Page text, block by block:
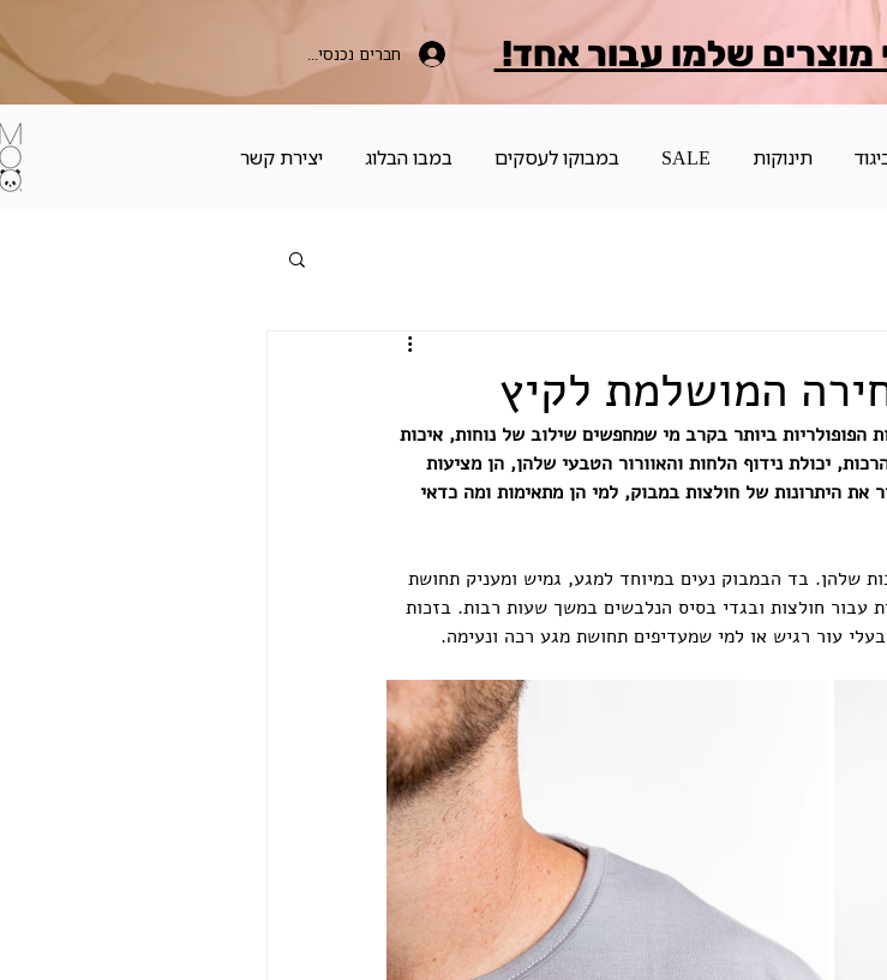
חברים נכנסים כאן מוצרים שלמו עבור אחד!
תינוקות SALE במבוקו לעסקים במבו הבלוג יצירת קשר
המושלמת לקיץ
הפופולריות ביותר בקרב מי שמחפשים שילוב של נוחות, איכות
יכולת נידוף הלחות והאוורור הטבעי שלהן, הן מציעות
את היתרונות של חולצות במבוק, למי הן מתאימות ומה כדאי
שלהן. בד הבמבוק נעים במיוחד למגע, גמיש ומעניק תחושת
עבור חולצות ובגדי בסיס הנלבשים במשך שעות רבות. בזכות
עור רגיש או למי שמעדיפים תחושת מגע רכה ונעימה.